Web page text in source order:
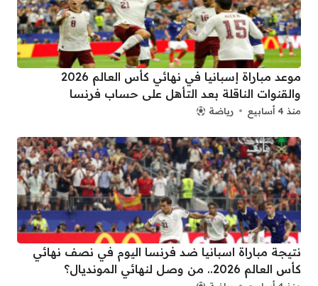
موعد مباراة إسبانيا في نهائي كأس العالم 2026
والقنوات الناقلة بعد التأهل على حساب فرنسا
منذ 4 أسابيع رياضة
نتيجة مباراة اسبانيا ضد فرنسا اليوم في نصف نهائي
كأس العالم 2026.. من وصل لنهائي المونديال؟